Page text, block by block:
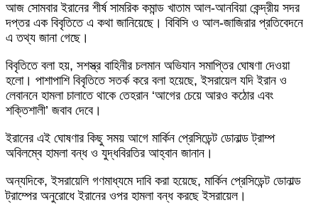
আজ সোমবার ইরানের শীর্ষ সামরিক কমান্ড খাতাম আল-আনবিয়া কেন্দ্রীয় সদর
দপ্তর এক বিবৃতিতে এ কথা জানিয়েছে। বিবিসি ও আল-জাজিরার প্রতিবেদনে
এ তথ্য জানা গেছে।
বিবৃতিতে বলা হয়, সশস্ত্র বাহিনীর চলমান অভিযান সমাপ্তির ঘোষণা দেওয়া
হলো। পাশাপাশি বিবৃতিতে সতর্ক করে বলা হয়েছে, ইসরায়েল যদি ইরান ও
লেবাননে হামলা চালাতে থাকে তেহরান ‘আগের চেয়ে আরও কঠোর এবং
শক্তিশালী’ জবাব দেবে।
ইরানের এই ঘোষণার কিছু সময় আগে মার্কিন প্রেসিডেন্ট ডোনাল্ড ট্রাম্প
অবিলম্বে হামলা বন্ধ ও যুদ্ধবিরতির আহ্বান জানান।
অন্যদিকে, ইসরায়েলি গণমাধ্যমে দাবি করা হয়েছে, মার্কিন প্রেসিডেন্ট ডোনাল্ড
ট্রাম্পের অনুরোধে ইরানের ওপর হামলা বন্ধ করছে ইসরায়েল।